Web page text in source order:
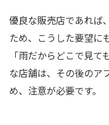
優良な販売店であれば
ため、こうした要望に
「雨だからどこで見
な店舗は、その後のア
め、注意が必要です。